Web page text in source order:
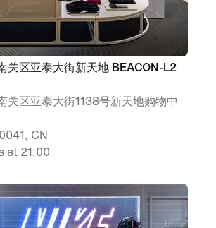
关区亚泰大街新天地 BEACON-L2
关区亚泰大街1138号新天地购物中
CN
at 21:00